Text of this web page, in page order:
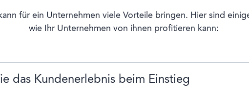
für ein Unternehmen viele Vorteile bringen. Hier sind
wie Ihr Unternehmen von ihnen profitieren kann:
das Kundenerlebnis beim Einstieg